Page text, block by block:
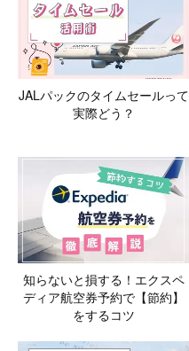
JALパックのタイムセールって
実際どう？
知らないと損する！エクスペ
ディア航空券予約で【節約】
をするコツ